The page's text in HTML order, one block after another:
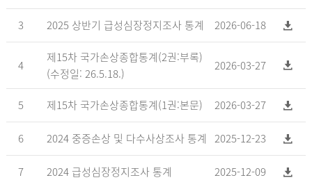
3 2025 상반기 급성심장정지조사 통계 2026-06-18
4
제15차 국가손상종합통계(2권:부록)
(수정일: 26.5.18.)
2026-03-27
5 제15차 국가손상종합통계(1권:본문) 2026-03-27
6 2024 중증손상 및 다수사상조사 통계 2025-12-23
7 2024 급성심장정지조사 통계 2025-12-09